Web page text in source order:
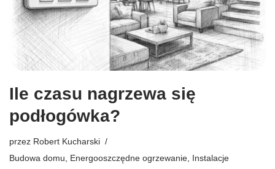
Ile czasu nagrzewa się
podłogówka?
przez Robert Kucharski
Budowa domu, Energooszczędne ogrzewanie, Instalacje